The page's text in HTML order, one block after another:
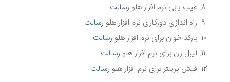
عیب یابی نرم افزار هلو رسالت
راه اندازی دورکاری نرم افزار هلو رسالت
بارکد خوان برای نرم افزار هلو رسالت
لیبل زن برای نرم افزار هلو رسالت
فیش پرینتر برای نرم افزار هلو رسالت